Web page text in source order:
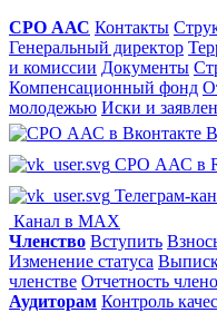
СРО ААС Контакты
Генеральный директор
и комиссии Документы
Компенсационный фонд
молодежью Иски и
СРО ААС в
Телеграм-
Канал в MAX
Членство Вступить
Изменение статуса
членстве Отчетность
Аудиторам Контроль